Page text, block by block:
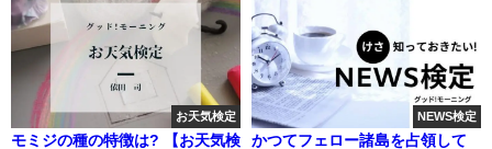
お天気検定
モミジの種の特徴は? 【お天気検
NEWS検定
かつてフェロー諸島を占領して